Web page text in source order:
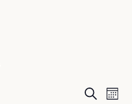
Recherche
Mois